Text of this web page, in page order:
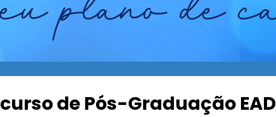
curso de Pós-Graduação EAD